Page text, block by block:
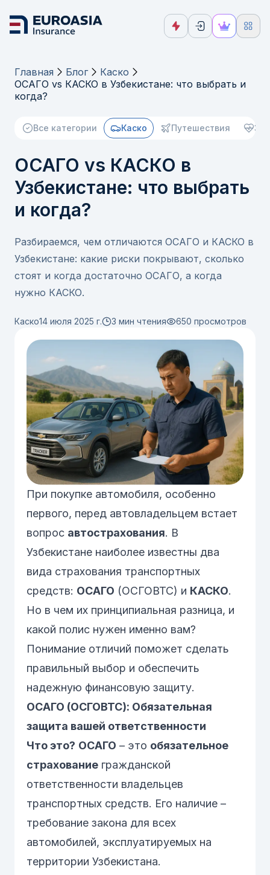
Главная Блог
Каско
ОСАГО vs КАСКО в Узбекистане: что выбрать и
когда?
Все категории Каско Путешествия
ОСАГО vs КАСКО в
Узбекистане: что выбрать
и когда?
Разбираемся, чем отличаются ОСАГО и КАСКО в
Узбекистане: какие риски покрывают, сколько
стоят и когда достаточно ОСАГО, а когда
нужно КАСКО.
Каско14 июля 2025 г. 3 мин чтения 650 просмотров
При покупке автомобиля, особенно
первого, перед автовладельцем встает
вопрос автострахования. В
Узбекистане наиболее известны два
вида страхования транспортных
средств: ОСАГО (ОСГОВТС) и КАСКО.
Но в чем их принципиальная разница, и
какой полис нужен именно вам?
Понимание отличий поможет сделать
правильный выбор и обеспечить
надежную финансовую защиту.
ОСАГО (ОСГОВТС): Обязательная
защита вашей ответственности
Что это? ОСАГО – это обязательное
страхование гражданской
ответственности владельцев
транспортных средств. Его наличие –
требование закона для всех
автомобилей, эксплуатируемых на
территории Узбекистана.